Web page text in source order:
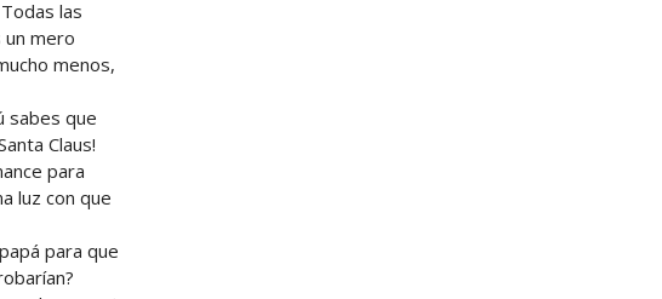
las
mero
menos,
sabes que
Claus!
para
luz con que
para que